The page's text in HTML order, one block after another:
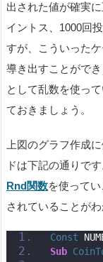
出された値が確実
イントス、1000回
すが、こういった
導き出すことがで
として乱数を使っ
ておきましょう。
上図のグラフ作成
ドは下記の通りです
Rnd関数を使って
されていることがわ
Const
Sub